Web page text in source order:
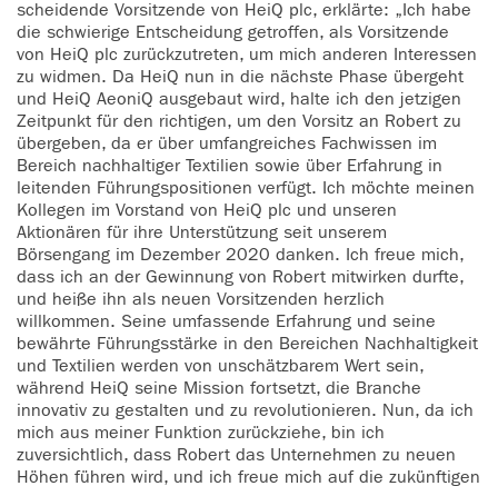
scheidende Vorsitzende von HeiQ plc, erklärte: „Ich habe
die schwierige Entscheidung getroffen, als Vorsitzende
von HeiQ plc zurückzutreten, um mich anderen Interessen
zu widmen. Da HeiQ nun in die nächste Phase übergeht
und HeiQ AeoniQ ausgebaut wird, halte ich den jetzigen
Zeitpunkt für den richtigen, um den Vorsitz an Robert zu
übergeben, da er über umfangreiches Fachwissen im
Bereich nachhaltiger Textilien sowie über Erfahrung in
leitenden Führungspositionen verfügt. Ich möchte meinen
Kollegen im Vorstand von HeiQ plc und unseren
Aktionären für ihre Unterstützung seit unserem
Börsengang im Dezember 2020 danken. Ich freue mich,
dass ich an der Gewinnung von Robert mitwirken durfte,
und heiße ihn als neuen Vorsitzenden herzlich
willkommen. Seine umfassende Erfahrung und seine
bewährte Führungsstärke in den Bereichen Nachhaltigkeit
und Textilien werden von unschätzbarem Wert sein,
während HeiQ seine Mission fortsetzt, die Branche
innovativ zu gestalten und zu revolutionieren. Nun, da ich
mich aus meiner Funktion zurückziehe, bin ich
zuversichtlich, dass Robert das Unternehmen zu neuen
Höhen führen wird, und ich freue mich auf die zukünftigen